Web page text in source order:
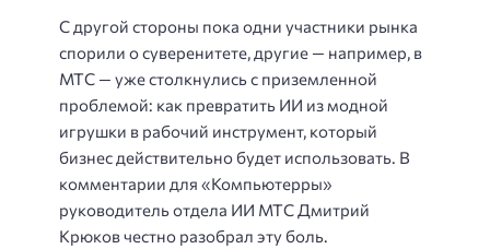
С другой стороны пока одни участники рынка
спорили о суверенитете, другие — например, в
МТС — уже столкнулись с приземленной
проблемой: как превратить ИИ из модной
игрушки в рабочий инструмент, который
бизнес действительно будет использовать. В
комментарии для «Компьютерры»
руководитель отдела ИИ МТС Дмитрий
Крюков честно разобрал эту боль.